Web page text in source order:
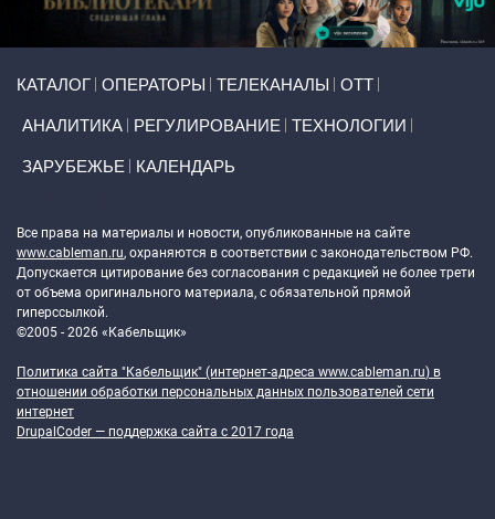
КАТАЛОГ ОПЕРАТОРЫ ТЕЛЕКАНАЛЫ ОТТ
АНАЛИТИКА РЕГУЛИРОВАНИЕ ТЕХНОЛОГИИ
ЗАРУБЕЖЬЕ КАЛЕНДАРЬ
Все права на материалы и новости, опубликованные на сайте
www.cableman.ru, охраняются в соответствии с законодательством РФ.
Допускается цитирование без согласования с редакцией не более трети
от объема оригинального материала, с обязательной прямой
гиперссылкой.
©2005 - 2026 «Кабельщик»
Политика сайта "Кабельщик" (интернет-адреса www.cableman.ru) в
отношении обработки персональных данных пользователей сети
интернет
DrupalCoder — поддержка сайта c 2017 года